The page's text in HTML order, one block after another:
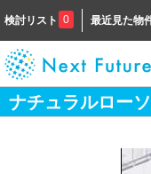
検討リスト 0 最近見た物
ナチュラルロー